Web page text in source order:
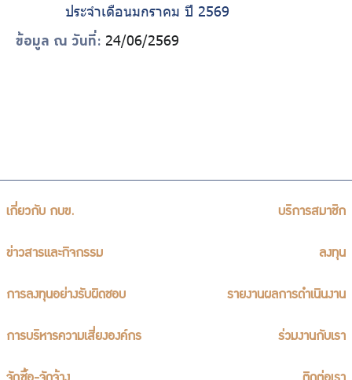
ประจำเดือนมกราคม ปี 2569
ข้อมูล ณ วันที่: 24/06/2569
เกี่ยวกับ กบข. บริการสมาชิก
ข่าวสารและกิจกรรม ลงทุน
การลงทุนอย่างรับผิดชอบ รายงานผลการดำเนินงาน
การบริหารความเสี่ยงองค์กร ร่วมงานกับเรา